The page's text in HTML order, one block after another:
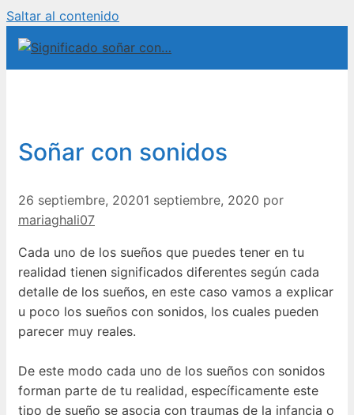
Saltar al contenido
Soñar con sonidos
26 septiembre, 20201 septiembre, 2020 por
mariaghali07
Cada uno de los sueños que puedes tener en tu
realidad tienen significados diferentes según cada
detalle de los sueños, en este caso vamos a explicar
u poco los sueños con sonidos, los cuales pueden
parecer muy reales.
De este modo cada uno de los sueños con sonidos
forman parte de tu realidad, específicamente este
tipo de sueño se asocia con traumas de la infancia o